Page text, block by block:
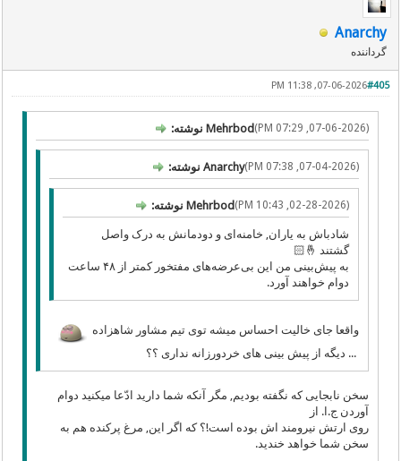
Anarchy
گرداننده
#405
07-06-2026, 11:38 PM
(07-06-2026, 07:29 PM) Mehrbod نوشته:
(07-04-2026, 07:38 PM) Anarchy نوشته:
(02-28-2026, 10:43 PM) Mehrbod نوشته:
شادباش به یاران, خامنه‌ای و دودمانش به درک واصل
گشتند 🤞🏻
به پیش‌بینی من این بی‌عرضه‌های مفتخور کمتر از ۴۸ ساعت
دوام خواهند آورد.
واقعا جای خالیت احساس میشه توی تیم مشاور شاهزاده
... دیگه از پیش بینی های خردورزانه نداری ؟؟
سخن نابجایی که نگفته بودیم, مگر آنکه شما دارید ادّعا میکنید دوام
آوردن ج.ا. از
روی ارتش نیرومند اش بوده است!؟ که اگر این, مرغ پرکنده هم به
سخن شما خواهد خندید.